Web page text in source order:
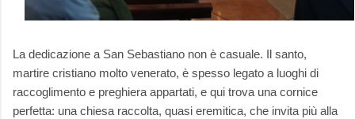
La dedicazione a San Sebastiano non è casuale. Il santo,
martire cristiano molto venerato, è spesso legato a luoghi di
raccoglimento e preghiera appartati, e qui trova una cornice
perfetta: una chiesa raccolta, quasi eremitica, che invita più alla